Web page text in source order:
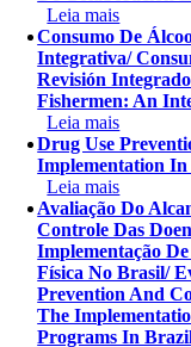
Leia mais
Consumo De
Integrativa/
Revisión
Fishermen: An
Leia mais
Drug Use
Implementation
Leia mais
Avaliação Do
Controle Das
Implementação
Física No Brasil/
Prevention And
The
Programs In